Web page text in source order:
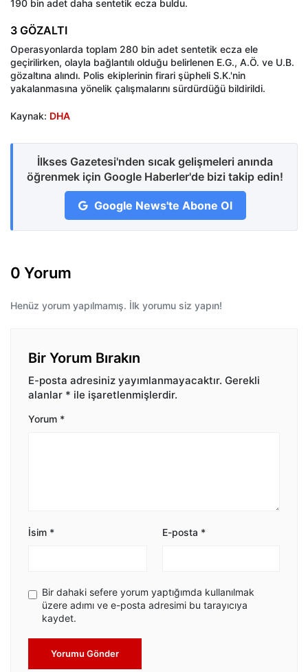
190 bin adet daha sentetik ecza buldu.
3 GÖZALTI
Operasyonlarda toplam 280 bin adet sentetik ecza ele
geçirilirken, olayla bağlantılı olduğu belirlenen E.G., A.Ö. ve U.B.
gözaltına alındı. Polis ekiplerinin firari şüpheli S.K.'nin
yakalanmasına yönelik çalışmalarını sürdürdüğü bildirildi.
Kaynak: DHA
İlkses Gazetesi'nden sıcak gelişmeleri anında
öğrenmek için Google Haberler'de bizi takip edin!
Google News'te Abone Ol
0 Yorum
Henüz yorum yapılmamış. İlk yorumu siz yapın!
Bir Yorum Bırakın
E-posta adresiniz yayımlanmayacaktır. Gerekli
alanlar * ile işaretlenmişlerdir.
Yorum *
İsim * E-posta *
Bir dahaki sefere yorum yaptığımda kullanılmak
üzere adımı ve e-posta adresimi bu tarayıcıya
kaydet.
Yorumu Gönder